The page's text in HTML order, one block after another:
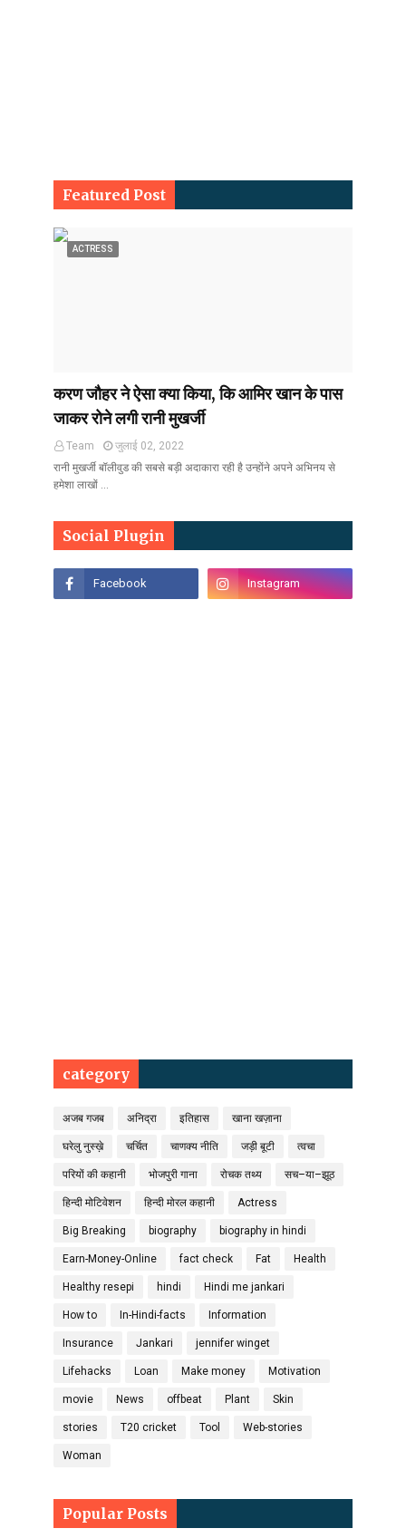
Featured Post
ACTRESS
करण जौहर ने ऐसा क्या किया, कि आमिर खान के पास
जाकर रोने लगी रानी मुखर्जी
Team
जुलाई 02, 2022
रानी मुखर्जी बॉलीवुड की सबसे बड़ी अदाकारा रही है उन्होंने अपने अभिनय से
हमेशा लाखों …
Social Plugin
category
अजब गजब अनिद्रा इतिहास खाना खज़ाना
घरेलु नुस्ख़े चर्चित चाणक्य नीति जड़ी बूटी त्वचा
परियों की कहानी भोजपुरी गाना रोचक तथ्य सच–या–झूठ
हिन्दी मोटिवेशन हिन्दी मोरल कहानी Actress
Big Breaking biography biography in hindi
Earn-Money-Online fact check Fat Health
Healthy resepi hindi Hindi me jankari
How to In-Hindi-facts Information
Insurance Jankari jennifer winget
Lifehacks Loan Make money Motivation
movie News offbeat Plant Skin
stories T20 cricket Tool Web-stories
Woman
Popular Posts